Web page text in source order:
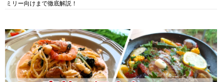
ミリー向けまで徹底解説！